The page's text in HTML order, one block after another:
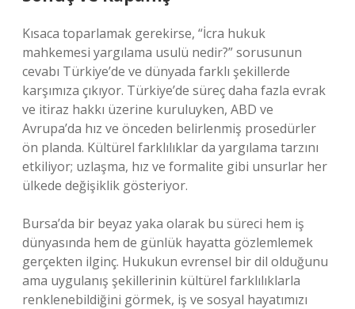
Kısaca toparlamak gerekirse, “İcra hukuk
mahkemesi yargılama usulü nedir?” sorusunun
cevabı Türkiye’de ve dünyada farklı şekillerde
karşımıza çıkıyor. Türkiye’de süreç daha fazla evrak
ve itiraz hakkı üzerine kuruluyken, ABD ve
Avrupa’da hız ve önceden belirlenmiş prosedürler
ön planda. Kültürel farklılıklar da yargılama tarzını
etkiliyor; uzlaşma, hız ve formalite gibi unsurlar her
ülkede değişiklik gösteriyor.
Bursa’da bir beyaz yaka olarak bu süreci hem iş
dünyasında hem de günlük hayatta gözlemlemek
gerçekten ilginç. Hukukun evrensel bir dil olduğunu
ama uygulanış şekillerinin kültürel farklılıklarla
renklenebildiğini görmek, iş ve sosyal hayatımızı